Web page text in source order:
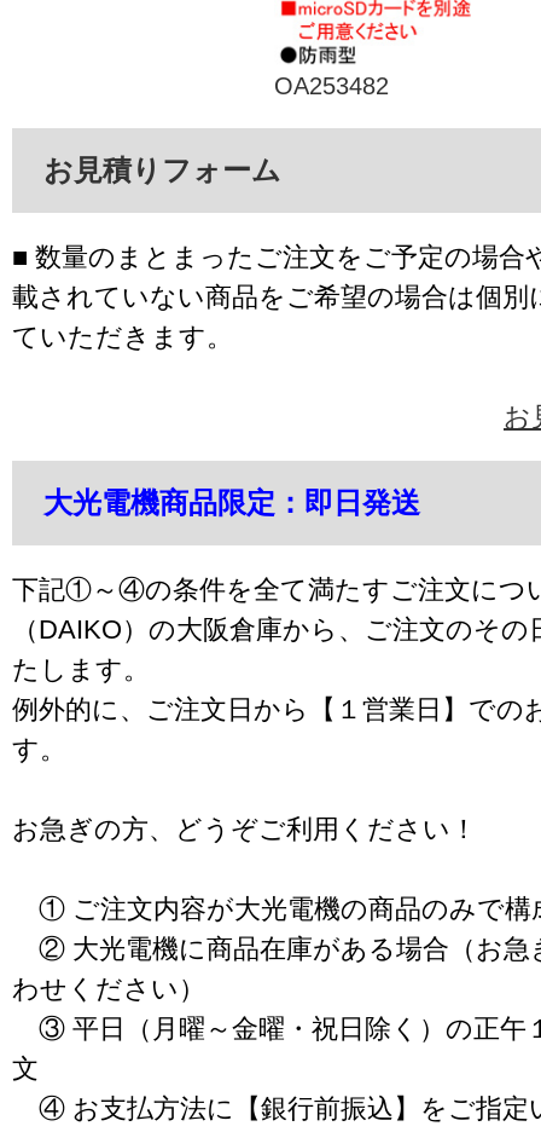
OA253482
お見積りフォーム
■ 数量のまとまったご注文をご予定の場合
載されていない商品をご希望の場合は個別
ていただきます。
お
大光電機商品限定：即日発送
下記①～④の条件を全て満たすご注文につ
（DAIKO）の大阪倉庫から、ご注文のそ
たします。
例外的に、ご注文日から【１営業日】での
す。
お急ぎの方、どうぞご利用ください！
① ご注文内容が大光電機の商品のみで構
② 大光電機に商品在庫がある場合（お急
わせください）
③ 平日（月曜～金曜・祝日除く）の正午
文
④ お支払方法に【銀行前振込】をご指定